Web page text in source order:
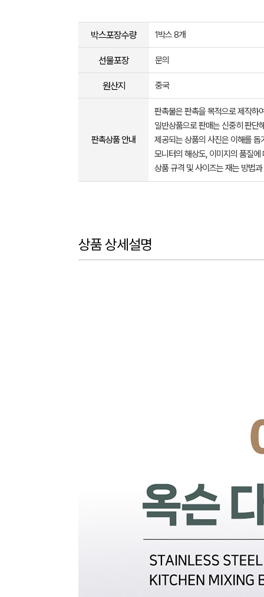
박스포장수량 1박스 8개
선물포장 문의
원산지 중국
판촉상품 안내
판촉물은 판촉을 목적으로 제작하
일반상품으로 판매는 신중히 판단
제공되는 상품의 사진은 이해를
모니터의 해상도, 이미지의 품질
상품 규격 및 사이즈는 재는 방법
상품 상세설명